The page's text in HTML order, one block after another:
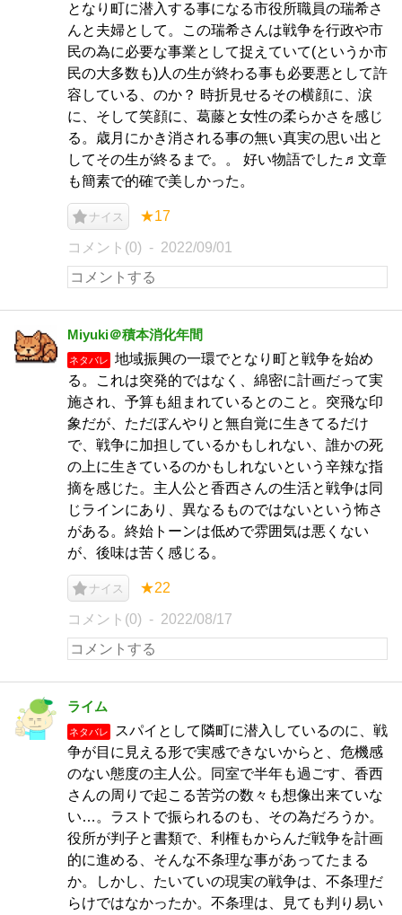
となり町に潜入する事になる市役所職員の瑞希さ
んと夫婦として。この瑞希さんは戦争を行政や市
民の為に必要な事業として捉えていて(というか市
民の大多数も)人の生が終わる事も必要悪として許
容している、のか？ 時折見せるその横顔に、涙
に、そして笑顔に、葛藤と女性の柔らかさを感じ
る。歳月にかき消される事の無い真実の思い出と
してその生が終るまで。。 好い物語でした♬文章
も簡素で的確で美しかった。
ナイス ★17
コメント(0) 2022/09/01
Miyuki＠積本消化年間
ネタバレ
地域振興の一環でとなり町と戦争を始め
る。これは突発的ではなく、綿密に計画だって実
施され、予算も組まれているとのこと。突飛な印
象だが、ただぼんやりと無自覚に生きてるだけ
で、戦争に加担しているかもしれない、誰かの死
の上に生きているのかもしれないという辛辣な指
摘を感じた。主人公と香西さんの生活と戦争は同
じラインにあり、異なるものではないという怖さ
がある。終始トーンは低めで雰囲気は悪くない
が、後味は苦く感じる。
ナイス ★22
コメント(0) 2022/08/17
ライム
ネタバレ
スパイとして隣町に潜入しているのに、戦
争が目に見える形で実感できないからと、危機感
のない態度の主人公。同室で半年も過ごす、香西
さんの周りで起こる苦労の数々も想像出来ていな
い…。ラストで振られるのも、その為だろうか。
役所が判子と書類で、利権もからんだ戦争を計画
的に進める、そんな不条理な事があってたまる
か。しかし、たいていの現実の戦争は、不条理だ
らけではなかったか。不条理は、見ても判り易い